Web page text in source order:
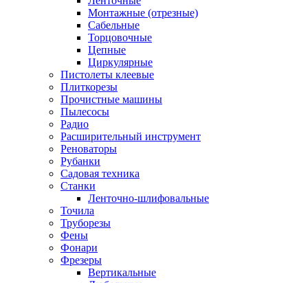
Монтажные (отрезные)
Сабельные
Торцовочные
Цепные
Циркулярные
Пистолеты клеевые
Плиткорезы
Прочистные машины
Пылесосы
Радио
Расширительный инструмент
Реноваторы
Рубанки
Садовая техника
Станки
Ленточно-шлифовальные
Точила
Труборезы
Фены
Фонари
Фрезеры
Вертикальные